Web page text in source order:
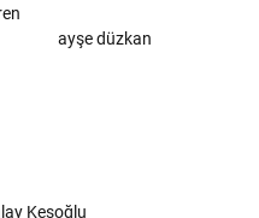
ayşe düzkan
Keşoğlu